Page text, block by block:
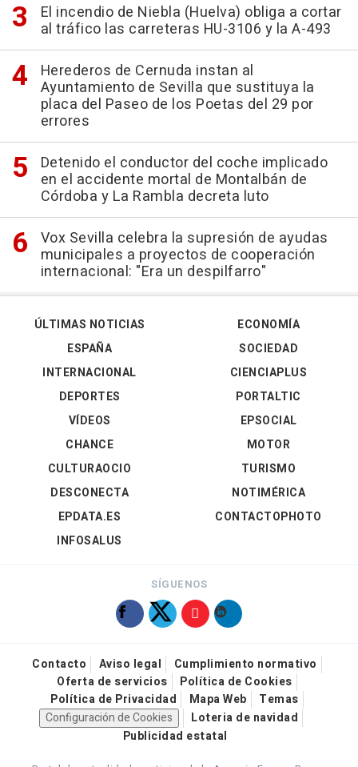
El incendio de Niebla (Huelva) obliga a cortar
al tráfico las carreteras HU-3106 y la A-493
Herederos de Cernuda instan al
Ayuntamiento de Sevilla que sustituya la
placa del Paseo de los Poetas del 29 por
errores
Detenido el conductor del coche implicado
en el accidente mortal de Montalbán de
Córdoba y La Rambla decreta luto
Vox Sevilla celebra la supresión de ayudas
municipales a proyectos de cooperación
internacional: "Era un despilfarro"
ÚLTIMAS NOTICIAS
ESPAÑA
INTERNACIONAL
DEPORTES
VÍDEOS
ECONOMÍA
SOCIEDAD
CIENCIAPLUS
PORTALTIC
EPSOCIAL
CHANCE
CULTURAOCIO
DESCONECTA
EPDATA.ES
INFOSALUS
MOTOR
TURISMO
NOTIMÉRICA
CONTACTOPHOTO
SÍGUENOS
Contacto Aviso legal
Cumplimiento normativo
Oferta de servicios
Política de Cookies
Política de Privacidad
Mapa Web
Temas
Configuración de Cookies
Loteria de navidad
Publicidad estatal